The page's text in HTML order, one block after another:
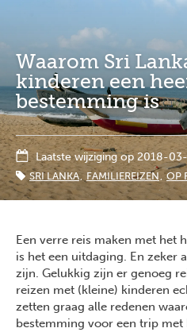
inhoud
gaan
Waarom Sri
kinderen een
bestemming is
Laatste wijziging op 2018-
SRI LANKA FAMILIEREIZEN OP
Een verre reis maken met het
is het een uitdaging. En zeker
zijn. Gelukkig zijn er genoeg
reizen met (kleine) kinderen
zetten graag alle redenen
bestemming voor een trip